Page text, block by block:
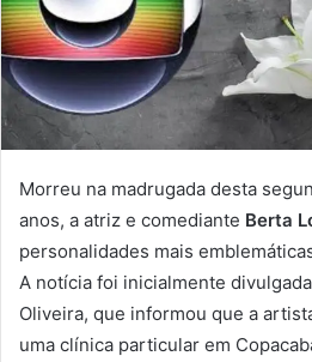
Morreu na madrugada desta
anos, a atriz e comediante Berta
personalidades mais
A notícia foi inicialmente
Oliveira, que informou que a
uma clínica particular em